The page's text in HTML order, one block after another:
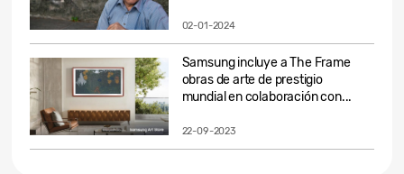
02-01-2024
Samsung incluye a The Frame
obras de arte de prestigio
mundial en colaboración con...
22-09-2023